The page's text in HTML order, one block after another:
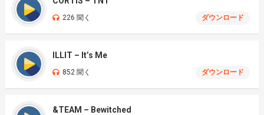
226 聞く ダウンロード
ILLIT – It’s Me
852 聞く ダウンロード
&TEAM – Bewitched